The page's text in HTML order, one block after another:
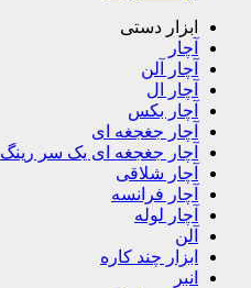
ابزار دستی
آچار
آچار آلن
آچار ال
آچار بکس
آچار جغجغه ای
آچار جغجغه ای یک سر رینگ
آچار شلاقی
آچار فرانسه
آچار لوله
آلن
ابزار چند کاره
انبر